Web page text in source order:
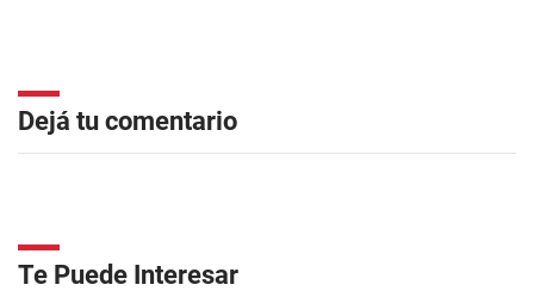
Dejá tu comentario
Te Puede Interesar